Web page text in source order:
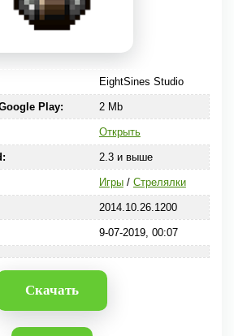
EightSines Studio
Play: 2 Mb
Открыть
2.3 и выше
Игры/ Стрелялки
2014.10.26.1200
9-07-2019, 00:07
Скачать